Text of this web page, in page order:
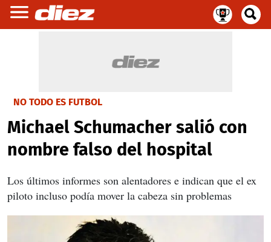
NO TODO ES FUTBOL
Michael Schumacher salió con
nombre falso del hospital
Los últimos informes son alentadores e indican que el ex
piloto incluso podía mover la cabeza sin problemas